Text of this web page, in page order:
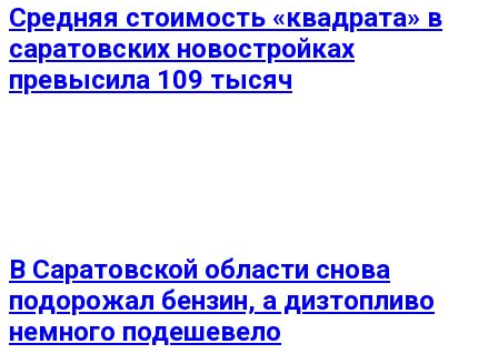
Средняя стоимость «квадрата» в
саратовских новостройках
превысила 109 тысяч
В Саратовской области снова
подорожал бензин, а дизтопливо
немного подешевело